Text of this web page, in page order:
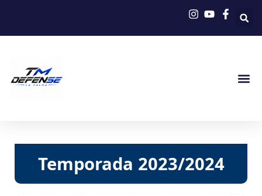
contenido
Temporada 2023/2024